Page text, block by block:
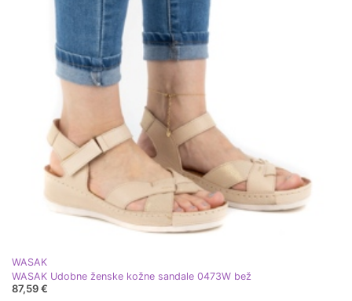
WASAK
WASAK Udobne ženske kožne sandale 0473W bež
87,59 €